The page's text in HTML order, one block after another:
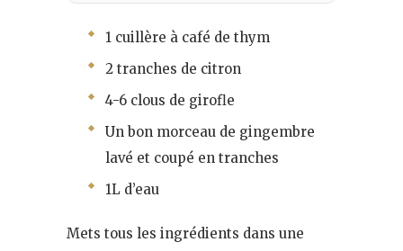
1 cuillère à café de thym
2 tranches de citron
4-6 clous de girofle
Un bon morceau de gingembre
lavé et coupé en tranches
1L d’eau
Mets tous les ingrédients dans une